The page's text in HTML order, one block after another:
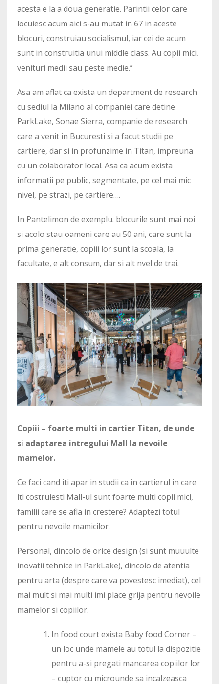
acesta e la a doua generatie. Parintii celor care
locuiesc acum aici s-au mutat in 67 in aceste
blocuri, construiau socialismul, iar cei de acum
sunt in construitia unui middle class. Au copii mici,
venituri medii sau peste medie.”
Asa am aflat ca exista un department de research
cu sediul la Milano al companiei care detine
ParkLake, Sonae Sierra, companie de research
care a venit in Bucuresti si a facut studii pe
cartiere, dar si in profunzime in Titan, impreuna
cu un colaborator local. Asa ca acum exista
informatii pe public, segmentate, pe cel mai mic
nivel, pe strazi, pe cartiere….
In Pantelimon de exemplu. blocurile sunt mai noi
si acolo stau oameni care au 50 ani, care sunt la
prima generatie, copiii lor sunt la scoala, la
facultate, e alt consum, dar si alt nvel de trai.
Copiii – foarte multi in cartier Titan, de unde
si adaptarea intregului Mall la nevoile
mamelor.
Ce faci cand iti apar in studii ca in cartierul in care
iti costruiesti Mall-ul sunt foarte multi copii mici,
familii care se afla in crestere? Adaptezi totul
pentru nevoile mamicilor.
Personal, dincolo de orice design (si sunt muuulte
inovatii tehnice in ParkLake), dincolo de atentia
pentru arta (despre care va povestesc imediat), cel
mai mult si mai multi imi place grija pentru nevoile
mamelor si copiilor.
In food court exista Baby food Corner –
un loc unde mamele au totul la dispozitie
pentru a-si pregati mancarea copiilor lor
– cuptor cu microunde sa incalzeasca